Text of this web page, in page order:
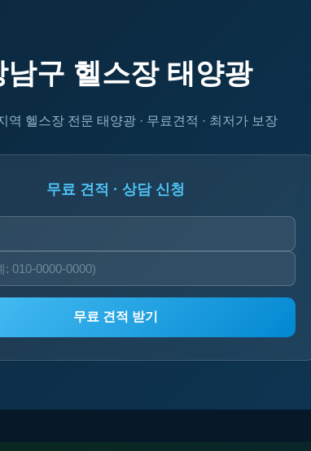
남구 헬스장 태양광
역 헬스장 전문 태양광 · 무료견적 · 최저가 보장
무료 견적 · 상담 신청
무료 견적 받기